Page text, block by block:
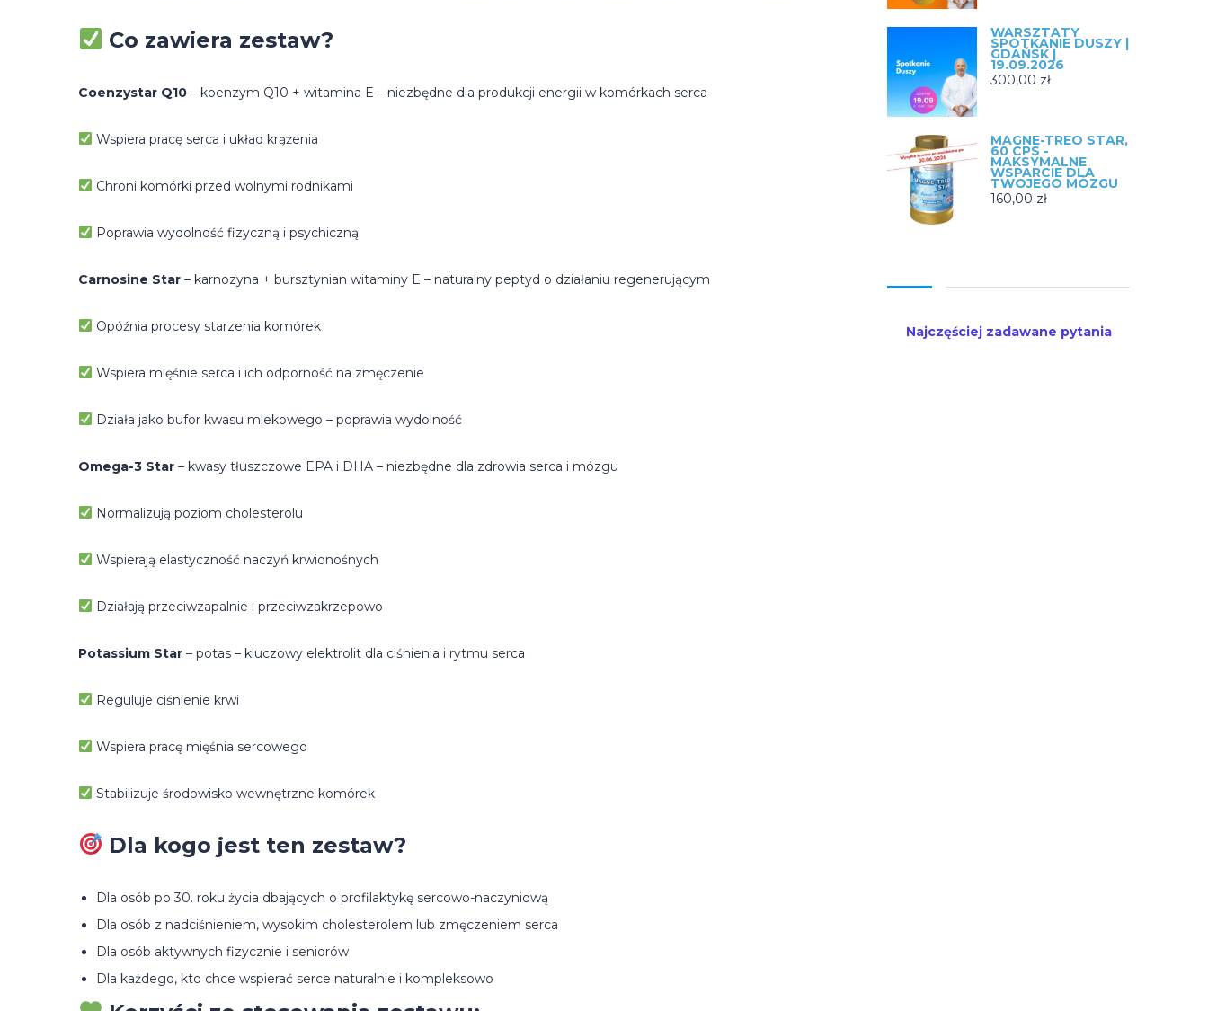
Co zawiera zestaw?
Coenzystar Q10 – koenzym Q10 + witamina E – niezbędne dla produkcji energii w komórkach serca
Wspiera pracę serca i układ krążenia
Chroni komórki przed wolnymi rodnikami
Poprawia wydolność fizyczną i psychiczną
Carnosine Star – karnozyna + bursztynian witaminy E – naturalny peptyd o działaniu regenerującym
Opóźnia procesy starzenia komórek
Wspiera mięśnie serca i ich odporność na zmęczenie
Działa jako bufor kwasu mlekowego – poprawia wydolność
Omega-3 Star – kwasy tłuszczowe EPA i DHA – niezbędne dla zdrowia serca i mózgu
Normalizują poziom cholesterolu
Wspierają elastyczność naczyń krwionośnych
Działają przeciwzapalnie i przeciwzakrzepowo
Potassium Star – potas – kluczowy elektrolit dla ciśnienia i rytmu serca
Reguluje ciśnienie krwi
Wspiera pracę mięśnia sercowego
Stabilizuje środowisko wewnętrzne komórek
Dla kogo jest ten zestaw?
Dla osób po 30. roku życia dbających o profilaktykę sercowo-naczyniową
Dla osób z nadciśnieniem, wysokim cholesterolem lub zmęczeniem serca
Dla osób aktywnych fizycznie i seniorów
Dla każdego, kto chce wspierać serce naturalnie i kompleksowo
WARSZTATY
SPOTKANIE DUSZY |
GDAŃSK |
19.09.2026
300,00 zł
MAGNE-TREO STAR,
60 CPS -
MAKSYMALNE
WSPARCIE DLA
TWOJEGO MÓZGU
160,00 zł
Najczęściej zadawane pytania